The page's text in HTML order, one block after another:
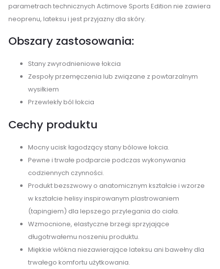
parametrach technicznych Actimove Sports Edition nie zawiera
neoprenu, lateksu i jest przyjazny dla skóry.
Obszary zastosowania:
Stany zwyrodnieniowe łokcia
Zespoły przemęczenia lub związane z powtarzalnym
wysiłkiem
Przewlekły ból łokcia
Cechy produktu
Mocny ucisk łagodzący stany bólowe łokcia.
Pewne i trwałe podparcie podczas wykonywania
codziennych czynności.
Produkt bezszwowy o anatomicznym kształcie i wzorze
w kształcie helisy inspirowanym plastrowaniem
(tapingiem) dla lepszego przylegania do ciała.
Wzmocnione, elastyczne brzegi sprzyjające
długotrwałemu noszeniu produktu.
Miękkie włókna niezawierające lateksu ani bawełny dla
trwałego komfortu użytkowania.